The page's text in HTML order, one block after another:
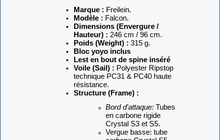
Marque : Freilein.
Modèle : Falcon.
Dimensions (Envergure /
Hauteur) : 246 cm / 96 cm.
Poids (Weight) : 315 g.
Bloc yoyo inclus
Lest en bout de spine inséré
Voile (Sail) : Polyester Ripstop
technique PC31 & PC40 haute
résistance.
Structure (Frame) :
Bord d'attaque: Tubes
en carbone rigide
Crystal S3 et S5.
Vergue basse: tube